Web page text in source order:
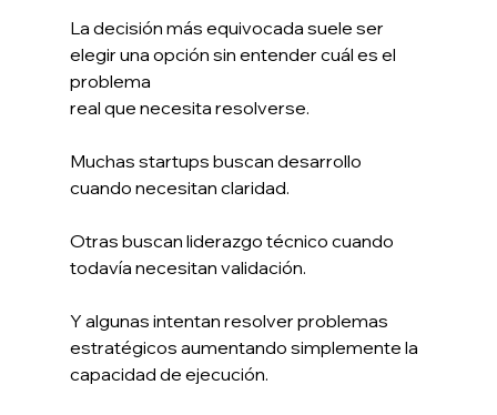
La decisión más equivocada suele ser
elegir una opción sin entender cuál es el
problema
real que necesita resolverse.
Muchas startups buscan desarrollo
cuando necesitan claridad.
Otras buscan liderazgo técnico cuando
todavía necesitan validación.
Y algunas intentan resolver problemas
estratégicos aumentando simplemente la
capacidad de ejecución.